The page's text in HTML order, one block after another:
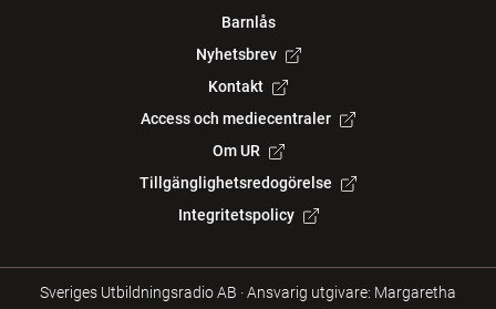
Barnlås
Nyhetsbrev
Kontakt
Access och mediecentraler
Om UR
Tillgänglighetsredogörelse
Integritetspolicy
Sveriges Utbildningsradio AB ·Ansvarig utgivare: Margaretha